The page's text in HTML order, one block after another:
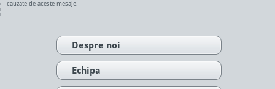
cauzate de aceste mesaje.
Despre noi
Echipa